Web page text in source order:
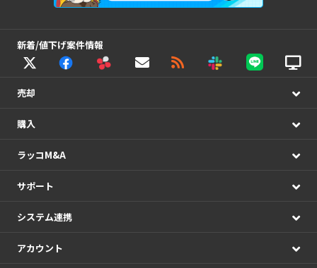
新着/値下げ案件情報
売却
購入
ラッコM&A
サポート
システム連携
アカウント